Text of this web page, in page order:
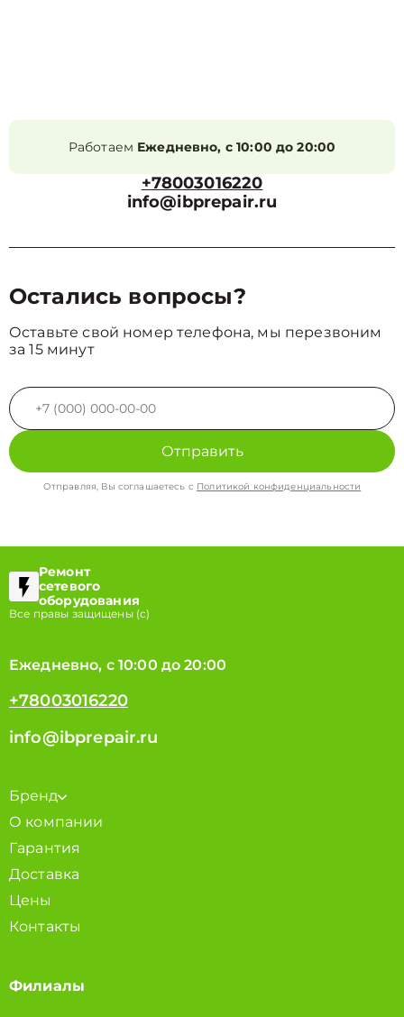
Работаем Ежедневно, с 10:00 до 20:00
+78003016220
info@ibprepair.ru
Остались вопросы?
Оставьте свой номер телефона, мы перезвоним
за 15 минут
Отправить
Отправляя, Вы соглашаетесь с Политикой конфиденциальности
Ремонт
сетевого
оборудования
Все правы защищены (с)
Ежедневно, с 10:00 до 20:00
+78003016220
info@ibprepair.ru
Бренд
О компании
Гарантия
Доставка
Цены
Контакты
Филиалы